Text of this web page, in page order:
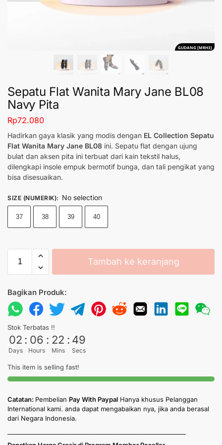
GUDANG [MRH3]
Sepatu Flat Wanita Mary Jane BL08
Navy Pita
Rp72.080
Hadirkan gaya klasik yang modis dengan EL Collection Sepatu
Flat Wanita Mary Jane BL08 ini. Sepatu flat dengan ujung
bulat dan aksen pita ini terbuat dari kain tekstil halus,
dilengkapi insole empuk bermotif bunga, dan tali pengikat yang
bisa disesuaikan.
SIZE (NUMERIK): No selection
37 38 39 40
Tambah ke keranjang
Bagikan Produk:
Stok Terbatas !!
02
Days
: 06
Hours
: 22
Mins
: 49
Secs
This item is selling fast!
Catatan: Pembelian Pay With Paypal Hanya khusus Pelanggan
International kami. anda dapat mengabaikan nya, jika anda berasal
dari Negara Indonesia.